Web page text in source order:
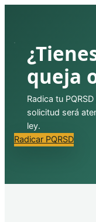
queja
Radica tu
solicitud será
ley.
Radicar PQRSD